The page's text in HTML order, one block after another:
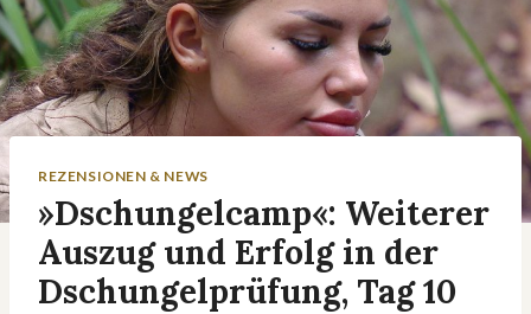
REZENSIONEN & NEWS
»Dschungelcamp«: Weiterer
Auszug und Erfolg in der
Dschungelprüfung, Tag 10